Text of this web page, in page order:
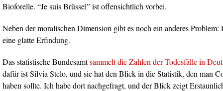
Bioforelle. “Je suis Brüssel” ist offensichtlich vorbei.
Neben der moralischen Dimension gibt es noch ein anderes
eine glatte Erfindung.
Das statistische Bundesamtsammelt die Zahlen der Todesfälle in
dafür ist Silvia Stelo, und sie hat den Blick in die Statistik, den man
haben sollte. Ich habe dort nachgefragt, und der Blick zeigt